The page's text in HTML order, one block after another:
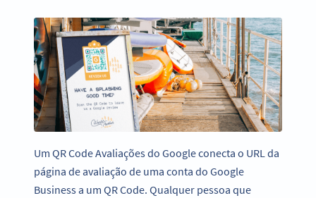
Um QR Code Avaliações do Google conecta o URL da
página de avaliação de uma conta do Google
Business a um QR Code. Qualquer pessoa que